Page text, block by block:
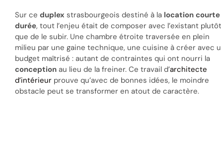
Sur ce duplex strasbourgeois destiné à la location courte
durée, tout l’enjeu était de composer avec l’existant plutôt
que de le subir. Une chambre étroite traversée en plein
milieu par une gaine technique, une cuisine à créer avec
budget maîtrisé : autant de contraintes qui ont nourri la
conception au lieu de la freiner. Ce travail d’architecte
d’intérieur prouve qu’avec de bonnes idées, le moindre
obstacle peut se transformer en atout de caractère.